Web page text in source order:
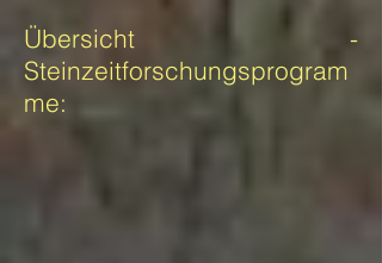
Übersicht -
Steinzeitforschungsprogram
me: